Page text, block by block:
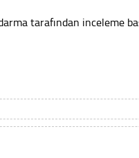
tarafından inceleme